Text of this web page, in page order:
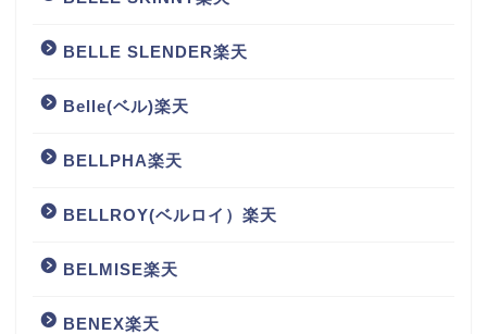
BELLE SLENDER楽天
Belle(ベル)楽天
BELLPHA楽天
BELLROY(ベルロイ）楽天
BELMISE楽天
BENEX楽天